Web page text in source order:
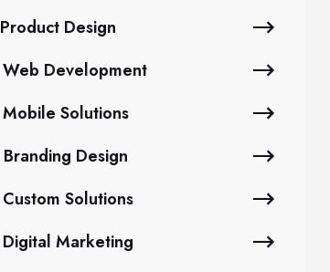
Product Design
Web Development
Mobile Solutions
Branding Design
Custom Solutions
Digital Marketing